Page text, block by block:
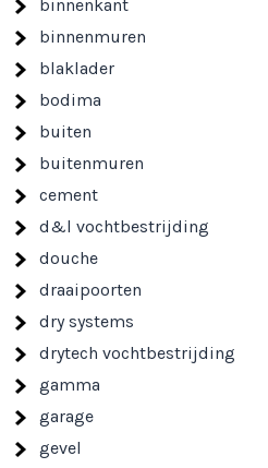
binnenkant
binnenmuren
blaklader
bodima
buiten
buitenmuren
cement
d&l vochtbestrijding
douche
draaipoorten
dry systems
drytech vochtbestrijding
gamma
garage
gevel